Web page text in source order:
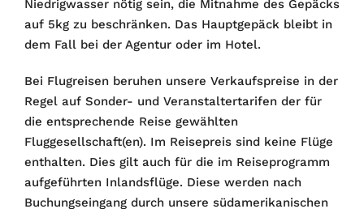
Niedrigwasser nötig sein, die Mitnahme des Gepäcks
auf 5kg zu beschränken. Das Hauptgepäck bleibt in
dem Fall bei der Agentur oder im Hotel.
Bei Flugreisen beruhen unsere Verkaufspreise in der
Regel auf Sonder- und Veranstaltertarifen der für
die entsprechende Reise gewählten
Fluggesellschaft(en). Im Reisepreis sind keine Flüge
enthalten. Dies gilt auch für die im Reiseprogramm
aufgeführten Inlandsflüge. Diese werden nach
Buchungseingang durch unsere südamerikanischen